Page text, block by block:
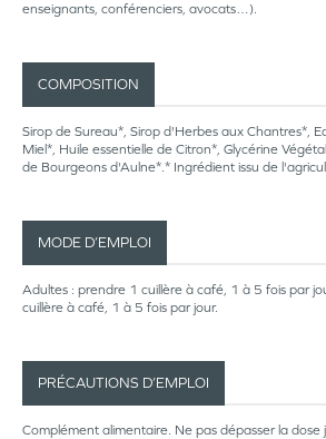
enseignants, conférenciers, avocats…).
COMPOSITION
Sirop de Sureau*, Sirop d'Herbes aux Chantres*,
Miel*, Huile essentielle de Citron*, Glycérine
de Bourgeons d'Aulne*.* Ingrédient issu de
MODE D’EMPLOI
Adultes : prendre 1 cuillère à café, 1 à 5 fois par
cuillère à café, 1 à 5 fois par jour.
PRÉCAUTIONS D’EMPLOI
Complément alimentaire. Ne pas dépasser la dose